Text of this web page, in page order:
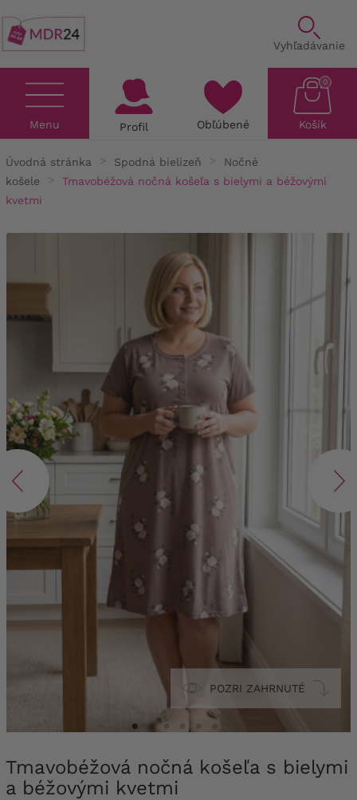
Vyhľadávanie
Menu Profil Obľúbené Košík
0
Úvodná stránka Spodná bielizeň
Nočné
košele
Tmavobéžová nočná košeľa s bielymi a béžovými
kvetmi
POZRI ZAHRNUTÉ
Tmavobéžová nočná košeľa s bielymi
a béžovými kvetmi